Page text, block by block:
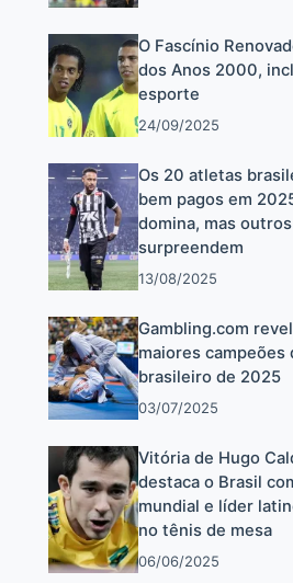
O Fascínio
dos Anos 2000,
esporte
24/09/2025
Os 20 atletas
bem pagos em
domina, mas
surpreendem
13/08/2025
Gambling.com
maiores campeões
brasileiro de 2025
03/07/2025
Vitória de Hugo
destaca o Brasil
mundial e líder
no tênis de mesa
06/06/2025